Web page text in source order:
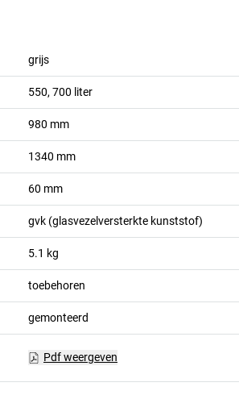
grijs
550, 700 liter
980 mm
1340 mm
60 mm
gvk (glasvezelversterkte kunststof)
5.1 kg
toebehoren
gemonteerd
Pdf weergeven